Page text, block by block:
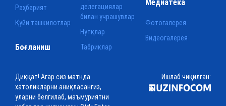
делегациялар
билан учрашувлар
Нутқлар
Табриклар
Раҳбарият
Қуйи ташкилотлар
Медиатека
Фотогалерея
Видеогалерея
Боғланиш
Диққат! Агар сиз матнда
хатоликларни аниқласангиз,
уларни белгилаб, маъмуриятни
Ишлаб чиқилган: